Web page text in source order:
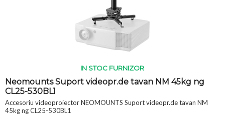
IN STOC FURNIZOR
Neomounts Suport videopr.de tavan NM 45kg ng
CL25-530BL1
Accesoriu videoproiector NEOMOUNTS Suport videopr.de tavan NM
45kg ng CL25-530BL1